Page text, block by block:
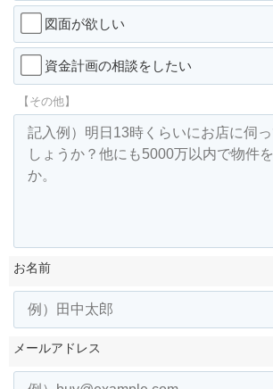
図面が欲しい
資金計画の相談をしたい
【その他】
お名前
メールアドレス